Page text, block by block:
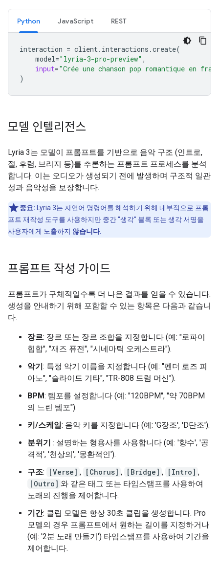
Python JavaScript REST
interaction = client. interactions .create(
model="lyria-3-pro-preview" ,
input="Crée une chanson pop romantique en
)
모델 인텔리전스
Lyria 3는 모델이 프롬프트를 기반으로 음악 구조 (인트로,
절, 후렴, 브리지 등)를 추론하는 프롬프트 프로세스를 분석
합니다. 이는 오디오가 생성되기 전에 발생하며 구조적 일관
성과 음악성을 보장합니다.
중요: Lyria 3는 자연어 명령어를 해석하기 위해 내부적으로 프롬
프트 재작성 도구를 사용하지만 중간 "생각" 블록 또는 생각 서명을
사용자에게 노출하지 않습니다.
프롬프트 작성 가이드
프롬프트가 구체적일수록 더 나은 결과를 얻을 수 있습니다.
생성을 안내하기 위해 포함할 수 있는 항목은 다음과 같습니
다.
장르: 장르 또는 장르 조합을 지정합니다 (예: "로파이
힙합", "재즈 퓨전", "시네마틱 오케스트라").
악기: 특정 악기 이름을 지정합니다 (예: "펜더 로즈 피
아노", "슬라이드 기타", "TR-808 드럼 머신").
BPM: 템포를 설정합니다 (예: "120BPM", "약 70BPM
의 느린 템포").
키/스케일: 음악 키를 지정합니다 (예: 'G장조', 'D단조').
분위기 : 설명하는 형용사를 사용합니다 (예: '향수', '공
격적', '천상의', '몽환적인').
구조: [Verse] , [Chorus] , [Bridge] , [Intro] ,
[Outro] 와 같은 태그 또는 타임스탬프를 사용하여
노래의 진행을 제어합니다.
기간: 클립 모델은 항상 30초 클립을 생성합니다. Pro
모델의 경우 프롬프트에서 원하는 길이를 지정하거나
(예: '2분 노래 만들기') 타임스탬프를 사용하여 기간을
제어합니다.